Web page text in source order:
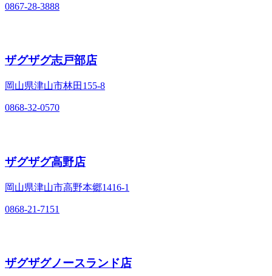
0867-28-3888
ザグザグ志戸部店
岡山県津山市林田155-8
0868-32-0570
ザグザグ高野店
岡山県津山市高野本郷1416-1
0868-21-7151
ザグザグノースランド店